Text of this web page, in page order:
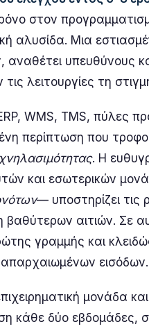
στον
αλυσίδα. Μια
υπευθύνους και
λειτουργίες τη
WMS, TMS, πύλες
περίπτωση που
. Η
και εσωτερικών
— υποστηρίζει τις
αιτιών. Σε
γραμμής και
εισόδων.
μονάδα
κάθε δύο εβδομάδες,